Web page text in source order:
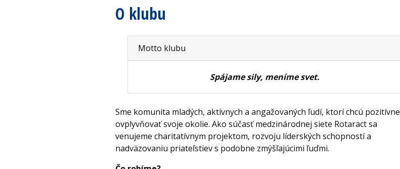
O klubu
Motto klubu
Spájame sily, meníme svet.
Sme komunita mladých, aktívnych a angažovaných ľudí, ktorí chcú pozitívne
ovplyvňovať svoje okolie. Ako súčasť medzinárodnej siete Rotaract sa
venujeme charitatívnym projektom, rozvoju líderských schopností a
nadväzovaniu priateľstiev s podobne zmýšľajúcimi ľuďmi.